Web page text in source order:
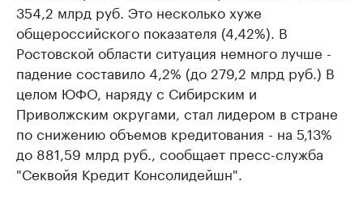
354,2 млрд руб. Это несколько хуже
общероссийского показателя (4,42%). В
Ростовской области ситуация немного лучше -
падение составило 4,2% (до 279,2 млрд руб.) В
целом ЮФО, наряду с Сибирским и
Приволжским округами, стал лидером в стране
по снижению объемов кредитования - на 5,13%
до 881,59 млрд руб., сообщает пресс-служба
"Секвойя Кредит Консолидейшн".